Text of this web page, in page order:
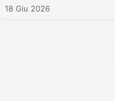
18 Giu 2026